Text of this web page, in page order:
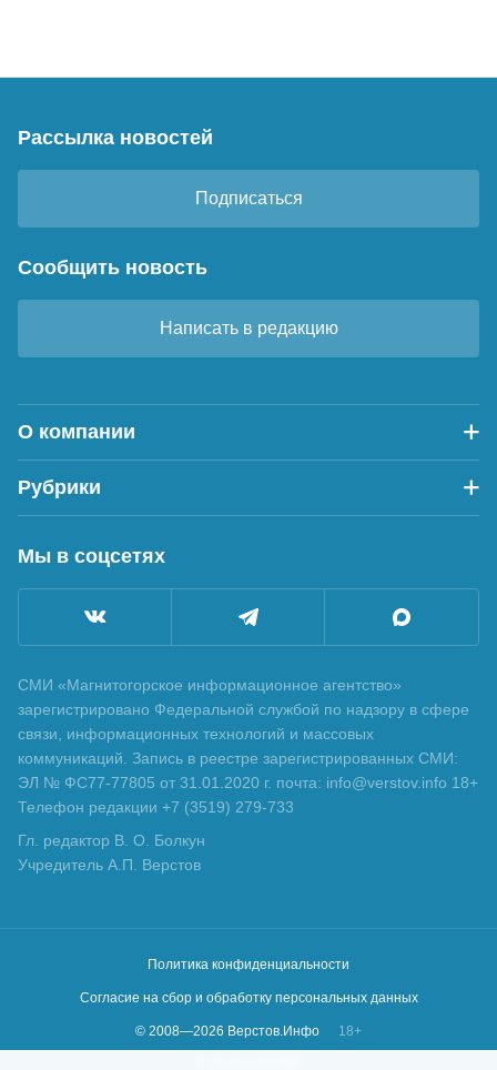
Рассылка новостей
Подписаться
Сообщить новость
Написать в редакцию
О компании
Рубрики
Мы в соцсетях
СМИ «Магнитогорское информационное агентство»
зарегистрировано Федеральной службой по надзору в сфере
связи, информационных технологий и массовых
коммуникаций. Запись в реестре зарегистрированных СМИ:
ЭЛ № ФС77-77805 от 31.01.2020 г. почта: info@verstov.info 18+
Телефон редакции +7 (3519) 279-733
Гл. редактор В. О. Болкун
Учредитель А.П. Верстов
Политика конфиденциальности
Согласие на сбор и обработку персональных данных
© 2008—2026 Верстов.Инфо
18+